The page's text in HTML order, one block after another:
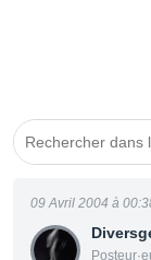
09 Avril 2004 à